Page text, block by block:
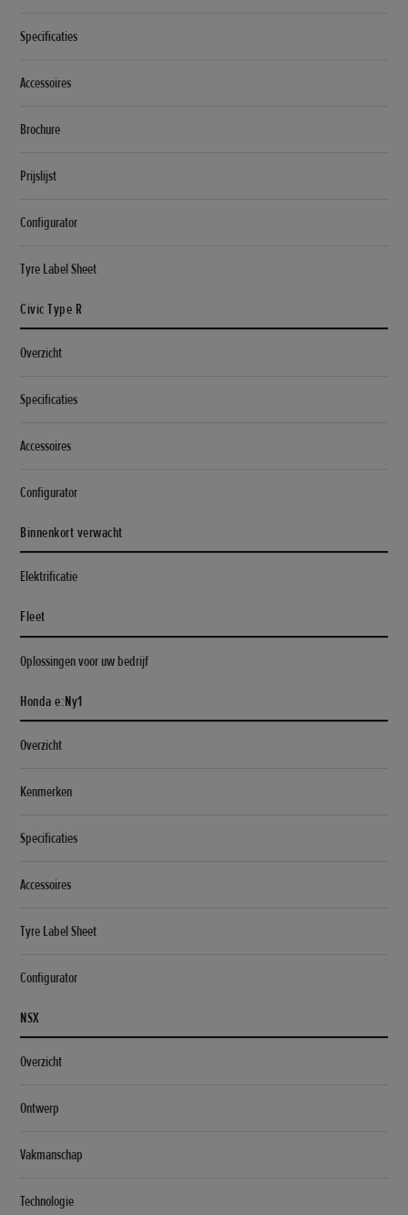
Specificaties
Accessoires
Brochure
Prijslijst
Configurator
Tyre Label Sheet
Civic Type R
Overzicht
Specificaties
Accessoires
Configurator
Binnenkort verwacht
Elektrificatie
Fleet
Oplossingen voor uw bedrijf
Honda e:Ny1
Overzicht
Kenmerken
Specificaties
Accessoires
Tyre Label Sheet
Configurator
NSX
Overzicht
Ontwerp
Vakmanschap
Technologie